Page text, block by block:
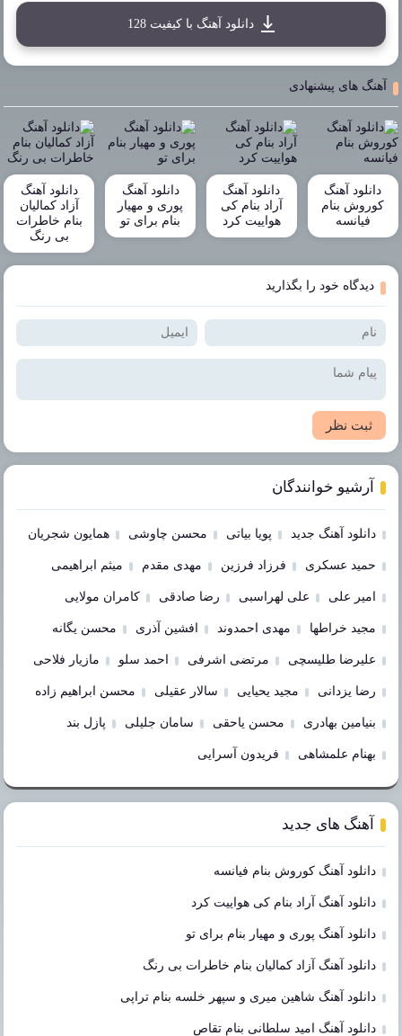
دانلود آهنگ با کیفیت 128
آهنگ های پیشنهادی
دانلود آهنگ
کوروش بنام
فیانسه
دانلود آهنگ
آراد بنام کی
هواییت کرد
دانلود آهنگ
پوری و مهیار
بنام برای تو
دانلود آهنگ
آزاد کمالیان
بنام خاطرات
بی رنگ
دیدگاه خود را بگذارید
ثبت نظر
آرشیو خوانندگان
دانلود آهنگ جدید پویا بیاتی محسن چاوشی همایون شجریان
حمید عسکری فرزاد فرزین مهدی مقدم میثم ابراهیمی
امیر علی علی لهراسبی رضا صادقی کامران مولایی
مجید خراطها مهدی احمدوند افشین آذری محسن یگانه
علیرضا طلیسچی مرتضی اشرفی احمد سلو مازیار فلاحی
رضا یزدانی مجید یحیایی سالار عقیلی محسن ابراهیم زاده
بنیامین بهادری محسن یاحقی سامان جلیلی پازل بند
بهنام علمشاهی فریدون آسرایی
آهنگ های جدید
دانلود آهنگ کوروش بنام فیانسه
دانلود آهنگ آراد بنام کی هواییت کرد
دانلود آهنگ پوری و مهیار بنام برای تو
دانلود آهنگ آزاد کمالیان بنام خاطرات بی رنگ
دانلود آهنگ شاهین میری و سپهر خلسه بنام تراپی
دانلود آهنگ امید سلطانی بنام تقاص